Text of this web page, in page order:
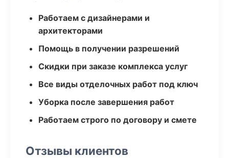
Работаем с дизайнерами и
архитекторами
Помощь в получении разрешений
Скидки при заказе комплекса услуг
Все виды отделочных работ под ключ
Уборка после завершения работ
Работаем строго по договору и смете
Отзывы клиентов